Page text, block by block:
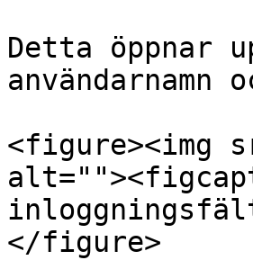
Detta
användarnamn
<figure><img
</figure>